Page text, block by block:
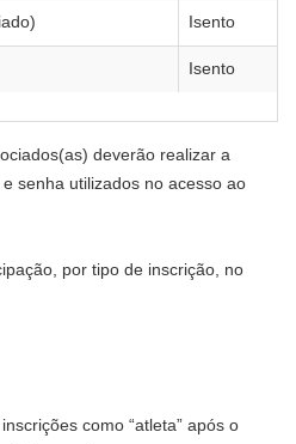
Isento
Isento
deverão realizar a
e senha utilizados no acesso ao
por tipo de inscrição, no
como “atleta” após o